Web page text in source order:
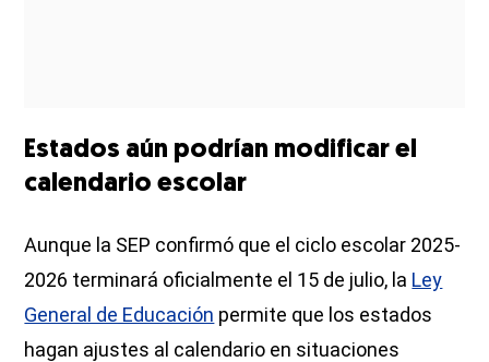
Estados aún podrían modificar el
calendario escolar
Aunque la SEP confirmó que el ciclo escolar 2025-
2026 terminará oficialmente el 15 de julio, la Ley
General de Educación permite que los estados
hagan ajustes al calendario en situaciones